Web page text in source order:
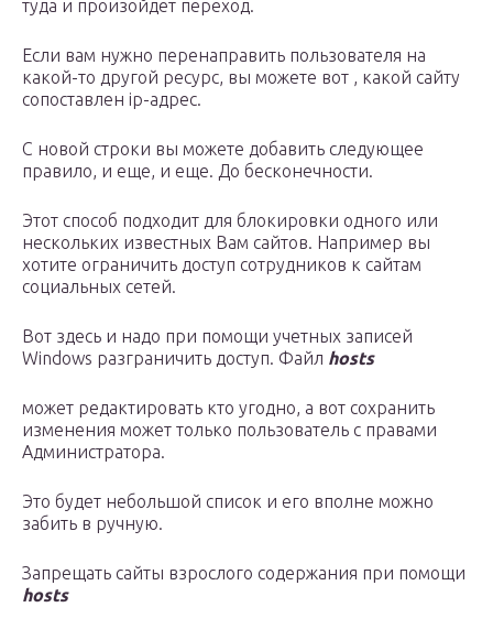
туда и произойдет переход.
Если вам нужно перенаправить пользователя на
какой-то другой ресурс, вы можете вот , какой сайту
сопоставлен ip-адрес.
С новой строки вы можете добавить следующее
правило, и еще, и еще. До бесконечности.
Этот способ подходит для блокировки одного или
нескольких известных Вам сайтов. Например вы
хотите ограничить доступ сотрудников к сайтам
социальных сетей.
Вот здесь и надо при помощи учетных записей
Windows разграничить доступ. Файл hosts
может редактировать кто угодно, а вот сохранить
изменения может только пользователь с правами
Администратора.
Это будет небольшой список и его вполне можно
забить в ручную.
Запрещать сайты взрослого содержания при помощи
hosts